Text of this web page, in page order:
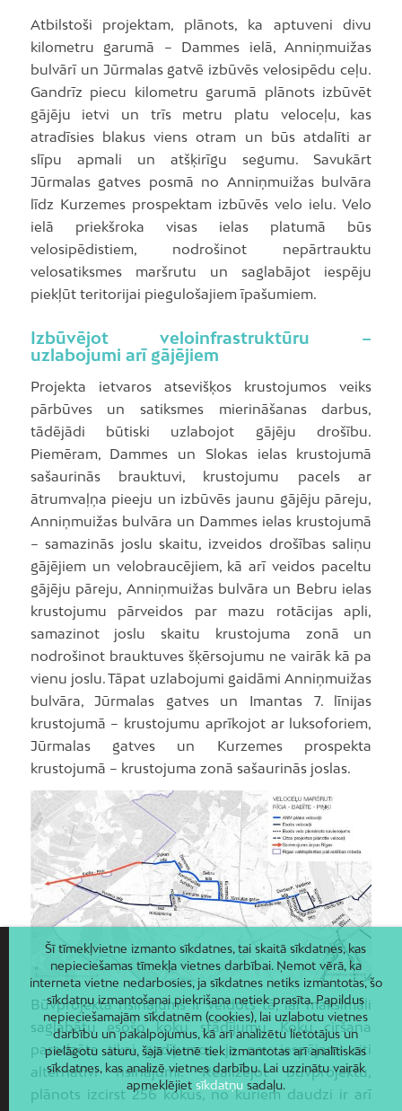
Atbilstoši projektam, plānots, ka aptuveni divu
kilometru garumā – Dammes ielā, Anniņmuižas
bulvārī un Jūrmalas gatvē izbūvēs velosipēdu ceļu.
Gandrīz piecu kilometru garumā plānots izbūvēt
gājēju ietvi un trīs metru platu veloceļu, kas
atradīsies blakus viens otram un būs atdalīti ar
slīpu apmali un atšķirīgu segumu. Savukārt
Jūrmalas gatves posmā no Anniņmuižas bulvāra
līdz Kurzemes prospektam izbūvēs velo ielu. Velo
ielā priekšroka visas ielas platumā būs
velosipēdistiem, nodrošinot nepārtrauktu
velosatiksmes maršrutu un saglabājot iespēju
piekļūt teritorijai piegulošajiem īpašumiem.
Izbūvējot veloinfrastruktūru –
uzlabojumi arī gājējiem
Projekta ietvaros atsevišķos krustojumos veiks
pārbūves un satiksmes mierināšanas darbus,
tādējādi būtiski uzlabojot gājēju drošību.
Piemēram, Dammes un Slokas ielas krustojumā
sašaurinās brauktuvi, krustojumu pacels ar
ātrumvaļņa pieeju un izbūvēs jaunu gājēju pāreju,
Anniņmuižas bulvāra un Dammes ielas krustojumā
– samazinās joslu skaitu, izveidos drošības saliņu
gājējiem un velobraucējiem, kā arī veidos paceltu
gājēju pāreju, Anniņmuižas bulvāra un Bebru ielas
krustojumu pārveidos par mazu rotācijas apli,
samazinot joslu skaitu krustojuma zonā un
nodrošinot brauktuves šķērsojumu ne vairāk kā pa
vienu joslu. Tāpat uzlabojumi gaidāmi Anniņmuižas
bulvāra, Jūrmalas gatves un Imantas 7. līnijas
krustojumā – krustojumu aprīkojot ar luksoforiem,
Jūrmalas gatves un Kurzemes prospekta
krustojumā – krustojuma zonā sašaurinās joslas.
Būvprojekta risinājums ir veidots tā, lai maksimāli
saglabātu esošo koku stādījumu. Koku ciršana
paredzēta tikai gadījumos, ja nav iespējami citi
alternatīvi risinājumi. Realizējot būvprojektu,
plānots izcirst 256 kokus, no kuriem daudzi ir arī
Šī tīmekļvietne izmanto sīkdatnes, tai skaitā sīkdatnes, kas
nepieciešamas tīmekļa vietnes darbībai. Ņemot vērā, ka
interneta vietne nedarbosies, ja sīkdatnes netiks izmantotas, šo
sīkdatņu izmantošanai piekrišana netiek prasīta. Papildus
nepieciešamajām sīkdatnēm (cookies), lai uzlabotu vietnes
darbību un pakalpojumus, kā arī analizētu lietotājus un
pielāgotu saturu, šajā vietnē tiek izmantotas arī analītiskās
sīkdatnes, kas analizē vietnes darbību. Lai uzzinātu vairāk
apmeklējiet sīkdatņusadaļu.